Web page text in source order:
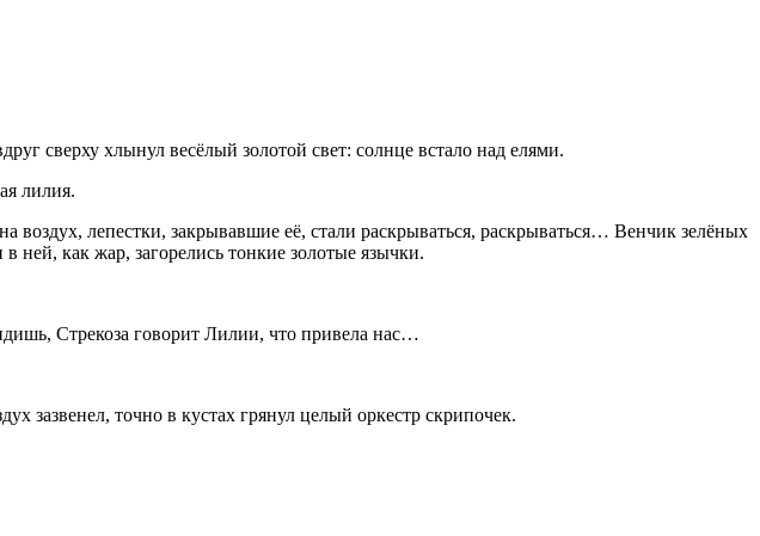
сверху хлынул весёлый золотой свет: солнце встало над елями.
лилия.
лепестки, закрывавшие её, стали раскрываться, раскрываться… Венчик зелёных
ней, как жар, загорелись тонкие золотые язычки.
Стрекоза говорит Лилии, что привела нас…
зазвенел, точно в кустах грянул целый оркестр скрипочек.